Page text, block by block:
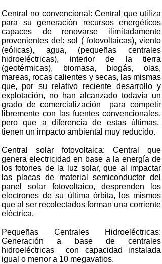
Central no convencional: Central que utiliza
para su generación recursos energéticos
capaces de renovarse ilimitadamente
provenientes del: sol ( fotovoltaicas), viento
(eólicas), agua, (pequeñas centrales
hidroeléctricas), interior de la tierra
(geotérmicas), biomasa, biogás, olas,
mareas, rocas calientes y secas, las mismas
que, por su relativo reciente desarrollo y
explotación, no han alcanzado todavía un
grado de comercialización para competir
libremente con las fuentes convencionales,
pero que a diferencia de estas últimas,
tienen un impacto ambiental muy reducido.
Central solar fotovoltaica: Central que
genera electricidad en base a la energía de
los fotones de la luz solar, que al impactar
las placas de material semiconductor del
panel solar fotovoltaico, desprenden los
electrones de su última órbita, los mismos
que al ser recolectados forman una corriente
eléctrica.
Pequeñas Centrales Hidroeléctricas:
Generación a base de centrales
hidroeléctricas con capacidad instalada
igual o menor a 10 megavatios.